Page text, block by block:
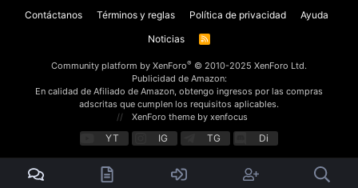
Contáctanos
Términos y reglas Política de privacidad
Ayuda
Noticias
R
Community platform by XenForo® © 2010-2025 XenForo Ltd.
Publicidad de Amazon:
En calidad de Afiliado de Amazon, obtengo ingresos por las compras
adscritas que cumplen los requisitos aplicables.
XenForo theme by xenfocus
YT IG TG Di